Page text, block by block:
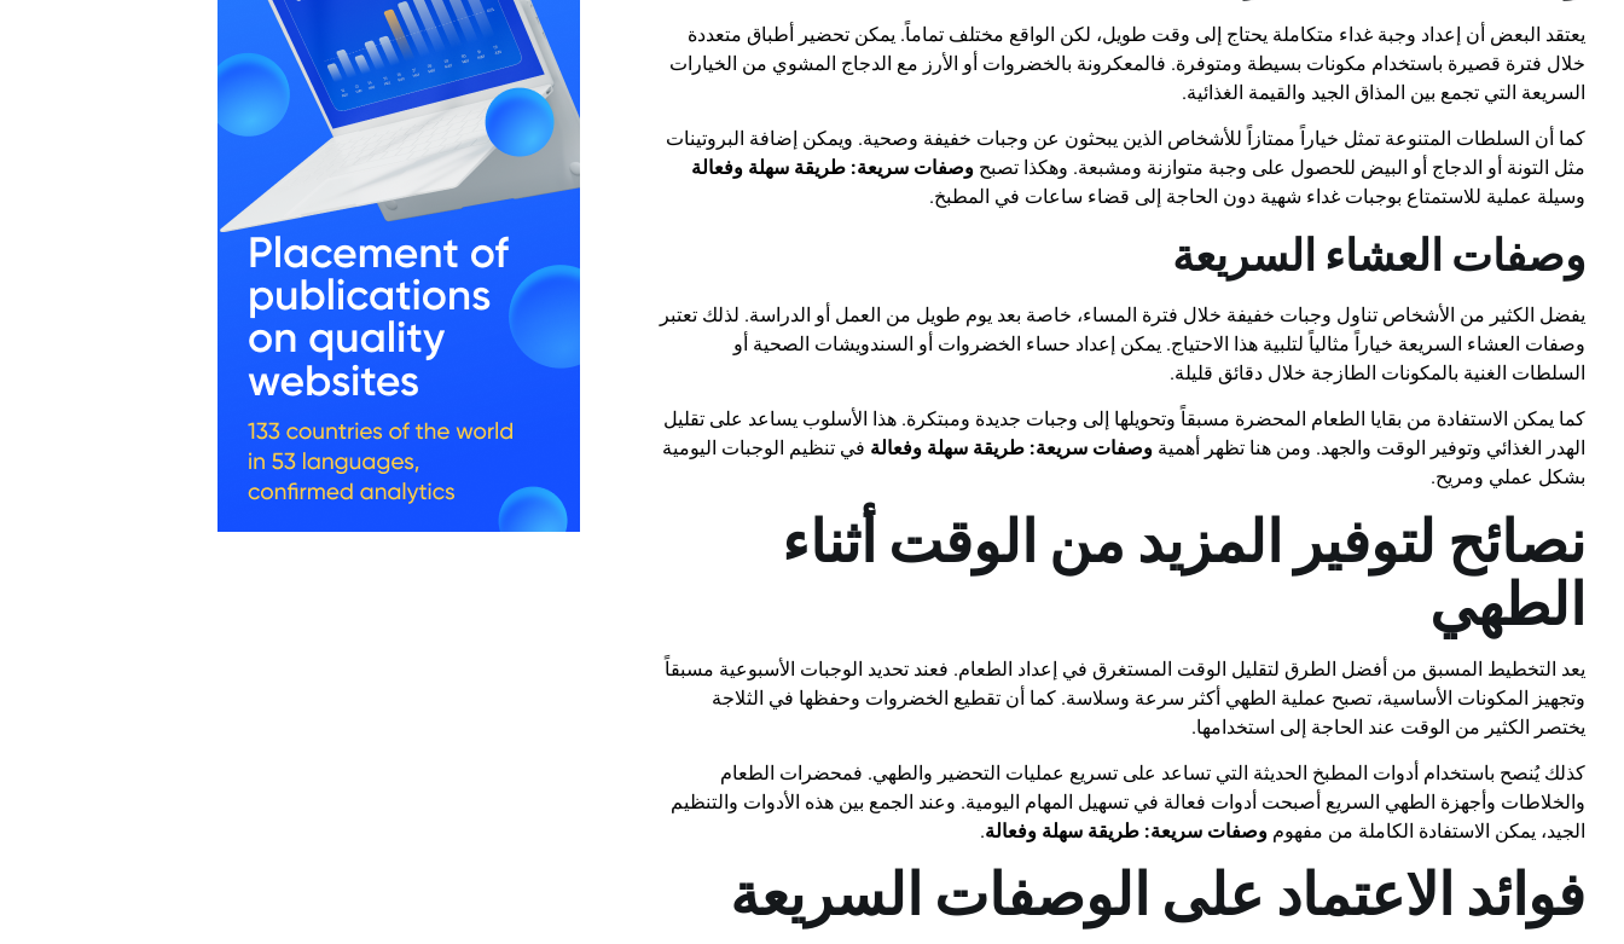
يعتقد البعض أن إعداد وجبة غداء متكاملة يحتاج إلى وقت طويل، لكن الواقع مختلف تماماً. يمكن تحضير أطباق متعددة
خلال فترة قصيرة باستخدام مكونات بسيطة ومتوفرة. فالمعكرونة بالخضروات أو الأرز مع الدجاج المشوي من الخيارات
السريعة التي تجمع بين المذاق الجيد والقيمة الغذائية.
كما أن السلطات المتنوعة تمثل خياراً ممتازاً للأشخاص الذين يبحثون عن وجبات خفيفة وصحية. ويمكن إضافة البروتينات
مثل التونة أو الدجاج أو البيض للحصول على وجبة متوازنة ومشبعة. وهكذا تصبح وصفات سريعة: طريقة سهلة وفعالة
وسيلة عملية للاستمتاع بوجبات غداء شهية دون الحاجة إلى قضاء ساعات في المطبخ.
وصفات العشاء السريعة
يفضل الكثير من الأشخاص تناول وجبات خفيفة خلال فترة المساء، خاصة بعد يوم طويل من العمل أو الدراسة. لذلك تعتبر
وصفات العشاء السريعة خياراً مثالياً لتلبية هذا الاحتياج. يمكن إعداد حساء الخضروات أو السندويشات الصحية أو
السلطات الغنية بالمكونات الطازجة خلال دقائق قليلة.
كما يمكن الاستفادة من بقايا الطعام المحضرة مسبقاً وتحويلها إلى وجبات جديدة ومبتكرة. هذا الأسلوب يساعد على تقليل
الهدر الغذائي وتوفير الوقت والجهد. ومن هنا تظهر أهمية وصفات سريعة: طريقة سهلة وفعالة في تنظيم الوجبات اليومية
بشكل عملي ومريح.
نصائح لتوفير المزيد من الوقت أثناء
الطهي
يعد التخطيط المسبق من أفضل الطرق لتقليل الوقت المستغرق في إعداد الطعام. فعند تحديد الوجبات الأسبوعية مسبقاً
وتجهيز المكونات الأساسية، تصبح عملية الطهي أكثر سرعة وسلاسة. كما أن تقطيع الخضروات وحفظها في الثلاجة
يختصر الكثير من الوقت عند الحاجة إلى استخدامها.
كذلك يُنصح باستخدام أدوات المطبخ الحديثة التي تساعد على تسريع عمليات التحضير والطهي. فمحضرات الطعام
والخلاطات وأجهزة الطهي السريع أصبحت أدوات فعالة في تسهيل المهام اليومية. وعند الجمع بين هذه الأدوات والتنظيم
الجيد، يمكن الاستفادة الكاملة من مفهوم وصفات سريعة: طريقة سهلة وفعالة.
فوائد الاعتماد على الوصفات السريعة